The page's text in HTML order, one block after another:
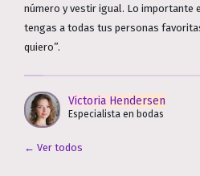
número y vestir igual. Lo importante
tengas a todas tus personas
quiero”.
Victoria Hendersen
Especialista en bodas
← Ver todos